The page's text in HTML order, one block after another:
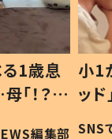
歳息
？」
編集部
小1
ッド
作り
SNSで